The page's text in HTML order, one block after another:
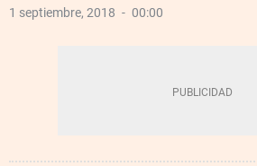
1 septiembre, 2018 00:00